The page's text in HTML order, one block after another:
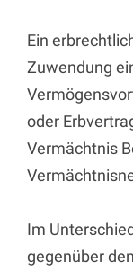
Ein
Zuwendung
oder
Vermächtnis
Im
gegenüber